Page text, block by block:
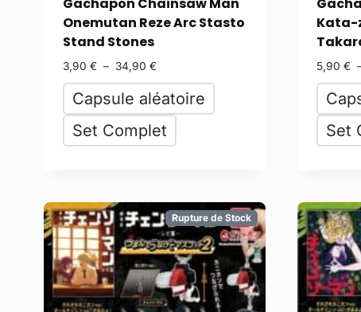
Onemutan Reze Arc Stasto
Stand Stones
3,90 € – 34,90 €
Capsule aléatoire
Set Complet
Kata-
5,90 €
Set
Rupture de Stock